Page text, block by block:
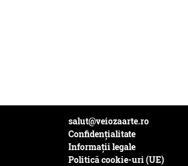
salut@veiozaarte.ro
Confidențialitate
Informații legale
Politică cookie-uri (UE)